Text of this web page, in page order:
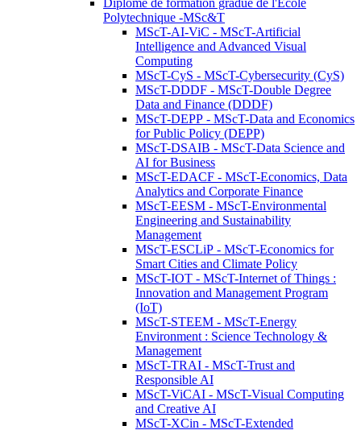
Diplôme de formation gradué de l'Ecole
Polytechnique -MSc&T
MScT-AI-ViC - MScT-Artificial
Intelligence and Advanced Visual
Computing
MScT-CyS - MScT-Cybersecurity (CyS)
MScT-DDDF - MScT-Double Degree
Data and Finance (DDDF)
MScT-DEPP - MScT-Data and Economics
for Public Policy (DEPP)
MScT-DSAIB - MScT-Data Science and
AI for Business
MScT-EDACF - MScT-Economics, Data
Analytics and Corporate Finance
MScT-EESM - MScT-Environmental
Engineering and Sustainability
Management
MScT-ESCLiP - MScT-Economics for
Smart Cities and Climate Policy
MScT-IOT - MScT-Internet of Things :
Innovation and Management Program
(IoT)
MScT-STEEM - MScT-Energy
Environment : Science Technology &
Management
MScT-TRAI - MScT-Trust and
Responsible AI
MScT-ViCAI - MScT-Visual Computing
and Creative AI
MScT-XCin - MScT-Extended